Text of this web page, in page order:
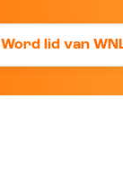
Word lid van